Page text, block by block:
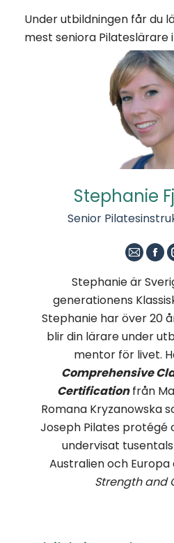
Under utbildningen får du
mest seniora Pilateslärare i
Stephanie
Senior
Stephanie är
generationens
Stephanie har över 20
blir din lärare under
mentor för livet.
Comprehensive
Certificationfrån
Romana Kryzanowska
Joseph Pilates protégé
undervisat tusentals
Australien och Europa
Strength and
E-
post